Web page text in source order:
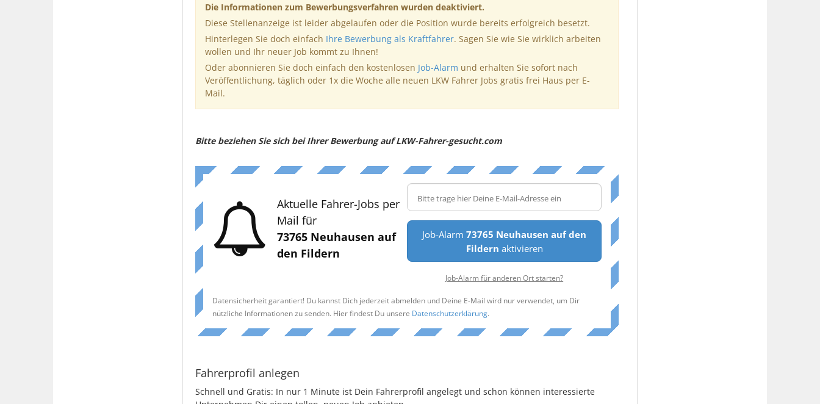
Die Informationen zum Bewerbungsverfahren wurden deaktiviert.
Diese Stellenanzeige ist leider abgelaufen oder die Position wurde bereits erfolgreich besetzt.
Hinterlegen Sie doch einfach Ihre Bewerbung als Kraftfahrer. Sagen Sie wie Sie wirklich arbeiten
wollen und Ihr neuer Job kommt zu Ihnen!
Oder abonnieren Sie doch einfach den kostenlosen Job-Alarm und erhalten Sie sofort nach
Veröffentlichung, täglich oder 1x die Woche alle neuen LKW Fahrer Jobs gratis frei Haus per E-
Mail.
Bitte beziehen Sie sich bei Ihrer Bewerbung auf LKW-Fahrer-gesucht.com
Aktuelle Fahrer-Jobs per
Mail für
73765 Neuhausen auf
den Fildern
Job-Alarm73765 Neuhausen auf den
Fildern aktivieren
Job-Alarm für anderen Ort starten?
Datensicherheit garantiert! Du kannst Dich jederzeit abmelden und Deine E-Mail wird nur verwendet, um Dir
nützliche Informationen zu senden. Hier findest Du unsere Datenschutzerklärung.
Fahrerprofil anlegen
Schnell und Gratis: In nur 1 Minute ist Dein Fahrerprofil angelegt und schon können interessierte